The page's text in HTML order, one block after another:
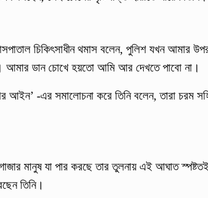
চিকিৎসাধীন থমাস বলেন, পুলিশ যখন আমার
আমার ডান চোখে হয়তো আমি আর দেখতে পাবো না।
আইন’ -এর সমালোচনা করে তিনি বলেন, তারা চরম
মানুষ যা পার করছে তার তুলনায় এই আঘাত
তিনি।